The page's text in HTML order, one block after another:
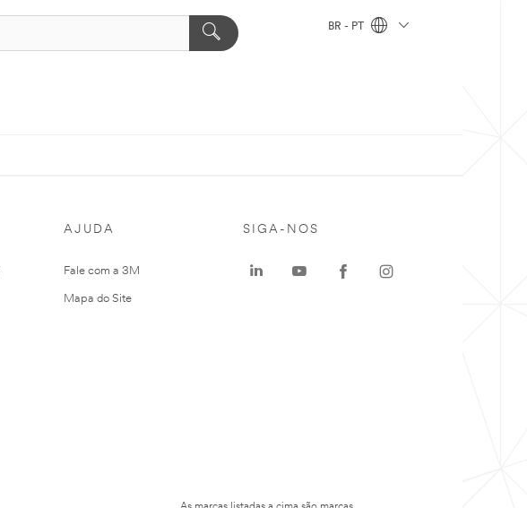
BR - PT
AJUDA
Fale com a 3M
Mapa do Site
SIGA-NOS